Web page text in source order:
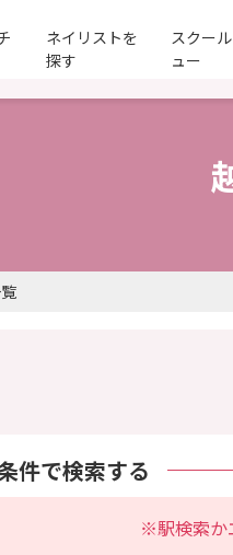
ネイリストを
探す
スクー
ュー
件で検索する
※駅検索か